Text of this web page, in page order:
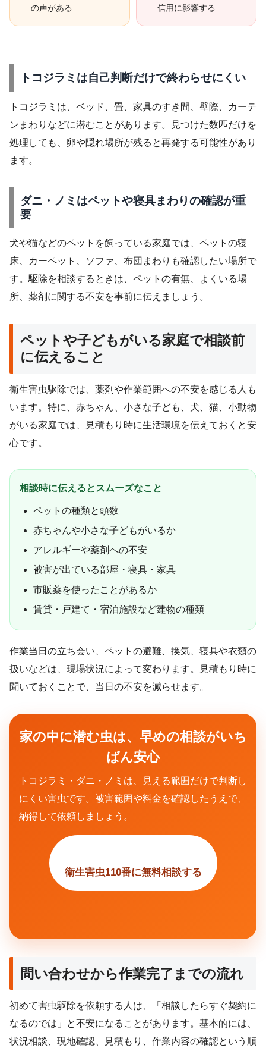
の声がある
信用に影響する
トコジラミは自己判断だけで終わらせにくい
トコジラミは、ベッド、畳、家具のすき間、壁際、カーテ
ンまわりなどに潜むことがあります。見つけた数匹だけを
処理しても、卵や隠れ場所が残ると再発する可能性があり
ます。
ダニ・ノミはペットや寝具まわりの確認が重
要
犬や猫などのペットを飼っている家庭では、ペットの寝
床、カーペット、ソファ、布団まわりも確認したい場所で
す。駆除を相談するときは、ペットの有無、よくいる場
所、薬剤に関する不安を事前に伝えましょう。
ペットや子どもがいる家庭で相談前
に伝えること
衛生害虫駆除では、薬剤や作業範囲への不安を感じる人も
います。特に、赤ちゃん、小さな子ども、犬、猫、小動物
がいる家庭では、見積もり時に生活環境を伝えておくと安
心です。
相談時に伝えるとスムーズなこと
ペットの種類と頭数
赤ちゃんや小さな子どもがいるか
アレルギーや薬剤への不安
被害が出ている部屋・寝具・家具
市販薬を使ったことがあるか
賃貸・戸建て・宿泊施設など建物の種類
作業当日の立ち会い、ペットの避難、換気、寝具や衣類の
扱いなどは、現場状況によって変わります。見積もり時に
聞いておくことで、当日の不安を減らせます。
家の中に潜む虫は、早めの相談がいち
ばん安心
トコジラミ・ダニ・ノミは、見える範囲だけで判断し
にくい害虫です。被害範囲や料金を確認したうえで、
納得して依頼しましょう。
衛生害虫110番に無料相談する
問い合わせから作業完了までの流れ
初めて害虫駆除を依頼する人は、「相談したらすぐ契約に
なるのでは」と不安になることがあります。基本的には、
状況相談、現地確認、見積もり、作業内容の確認という順